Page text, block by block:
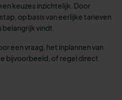
keuzes inzichtelijk. Door
op basis van eerlijke tarieven
vindt.
een vraag, het inplannen van
bijvoorbeeld, of regel direct